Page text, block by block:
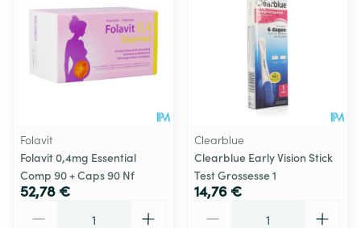
Folavit
Folavit 0,4mg Essential
Comp 90 + Caps 90 Nf
52,78 €
Clearblue
Clearblue Early Vision Stick
Test Grossesse 1
14,76 €